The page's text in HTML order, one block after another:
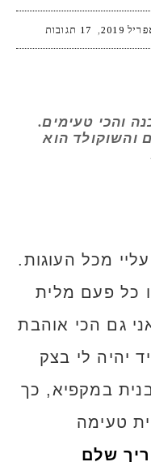
17 תגובות
והכי טעימים.
והשוקולד הוא
מכל העוגות.
כל פעם מלית
גם הכי אוהבת
יהיה לי בצק
במקפיא, כך
טעימה
שלם